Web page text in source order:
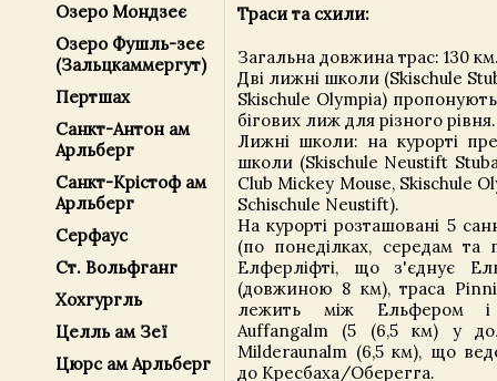
Озеро Мондзеє
Озеро Фушль-зеє
(Зальцкаммергут)
Пертшах
Санкт-Антон ам
Арльберг
Санкт-Крістоф ам
Арльберг
Серфаус
Ст. Вольфганг
Хохгургль
Целль ам Зеї
Цюрс ам Арльберг
Траси та схили:
Загальна довжина трас: 130
Дві лижні школи (Skischule
Skischule Olympia)
бігових лиж для різного рівня.
Лижні школи: на курорті
школи (Skischule Neustift
Club Mickey Mouse, Skischule
Schischule Neustift).
На курорті розташовані 5
(по понеділках, середам та
Елферліфті, що з'єднує
(довжиною 8 км), траса
лежить між Ельфером і
Auffangalm (5 (6,5 км) у
Milderaunalm (6,5 км), що
до Кресбаха/Оберегга.